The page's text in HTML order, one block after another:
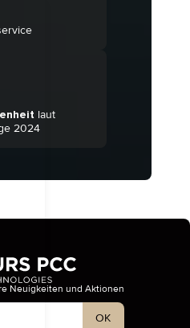
laut
2024
Neuigkeiten und Aktionen
OK